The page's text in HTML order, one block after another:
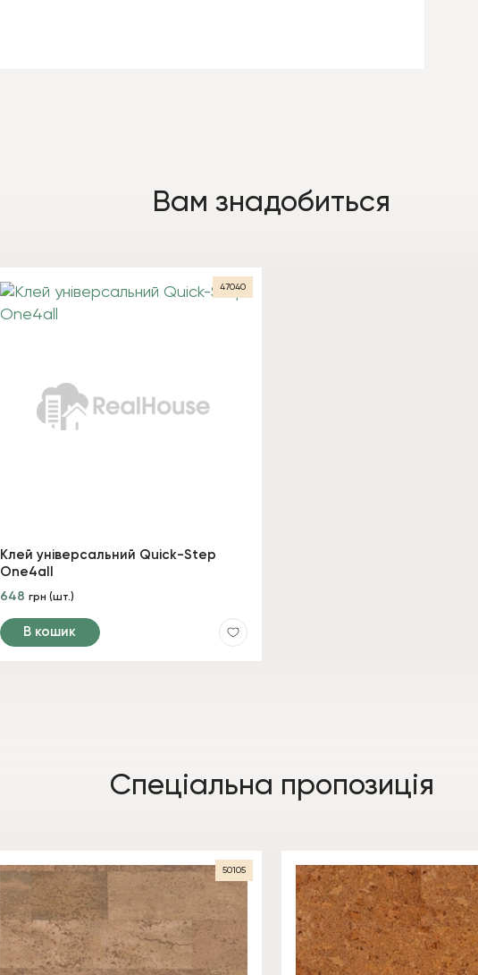
Вам знадобиться
47040
Клей універсальний Quick-Step
One4all
648 грн (шт.)
В кошик
Спеціальна пропозиція
50105